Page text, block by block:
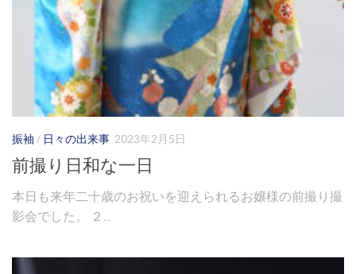
振袖 / 日々の出来事 2023年2月5日
前撮り日和な一日
本日も来年二十歳のお祝いを迎えられるお嬢様の前撮り撮
影会でした。 ２...